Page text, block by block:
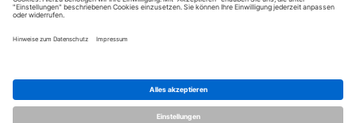
© ALLPLAN Deutschland GmbH ALLPLAN ist Teil der
Group